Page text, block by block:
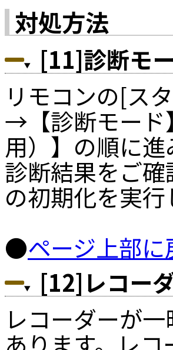
対処方法
[11]診断モ
リモコンの[ス
→【診断モー
用）】の順に進
診断結果をご
の初期化を実
●ページ上部に
[12]レコー
レコーダーが